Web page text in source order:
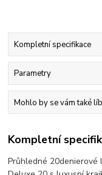
Kompletní specifikace
Parametry
Mohlo by se vám také
Kompletní
Průhledné 20denierové